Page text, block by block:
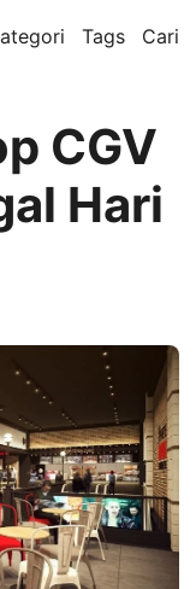
Tags Cari
CGV
Hari